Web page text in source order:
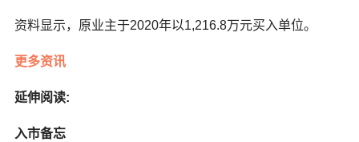
资料显示，原业主于2020年以1,216.8万元买入单位。
更多资讯
延伸阅读:
入市备忘